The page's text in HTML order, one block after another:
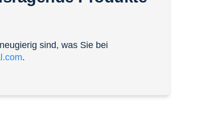
sind, was Sie bei
.